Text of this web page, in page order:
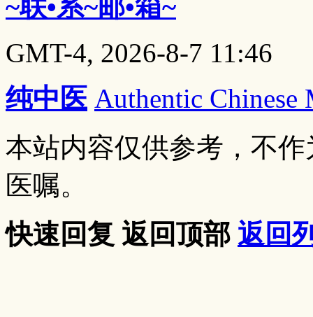
~联•系~邮•箱~
GMT-4, 2026-8-7 11:46
纯中医 Authentic
本站内容仅供参考，不
医嘱。
快速回复 返回顶部 返回